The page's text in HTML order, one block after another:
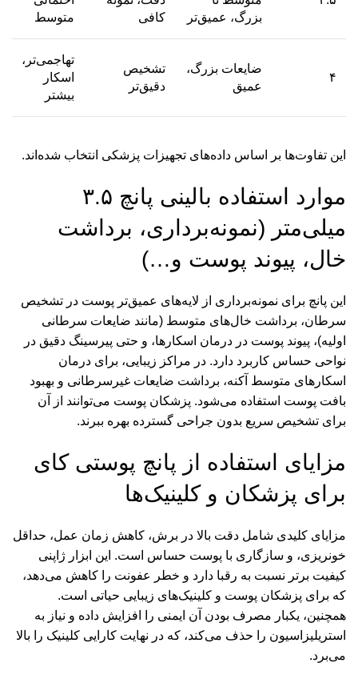
بزرگ، عمیق‌تر
کافی
متوسط
۴
ضایعات بزرگ،
عمیق
تشخیص
دقیق‌تر
تهاجمی‌تر،
اسکار
بیشتر
این تفاوت‌ها بر اساس داده‌های تجهیزات پزشکی انتخاب شده‌اند.
موارد استفاده بالینی پانچ ۳.۵
میلی‌متر (نمونه‌برداری، برداشت
خال، پیوند پوست و…)
این پانچ برای نمونه‌برداری از لایه‌های عمیق‌تر پوست در تشخیص
سرطان، برداشت خال‌های متوسط (مانند ضایعات سرطانی
اولیه)، پیوند پوست در درمان اسکارها، و حتی پیرسینگ دقیق در
نواحی حساس کاربرد دارد. در مراکز زیبایی، برای درمان
اسکارهای متوسط آکنه، برداشت ضایعات غیرسرطانی و بهبود
بافت پوست استفاده می‌شود. پزشکان پوست می‌توانند از آن
برای تشخیص سریع بدون جراحی گسترده بهره ببرند.
مزایای استفاده از پانچ پوستی کای
برای پزشکان و کلینیک‌ها
مزایای کلیدی شامل دقت بالا در برش، کاهش زمان عمل، حداقل
خونریزی، و سازگاری با پوست حساس است. این ابزار ژاپنی
کیفیت برتر نسبت به رقبا دارد و خطر عفونت را کاهش می‌دهد،
که برای پزشکان پوست و کلینیک‌های زیبایی حیاتی است.
همچنین، یکبار مصرف بودن آن ایمنی را افزایش داده و نیاز به
استریلیزاسیون را حذف می‌کند، که در نهایت کارایی کلینیک را بالا
می‌برد.